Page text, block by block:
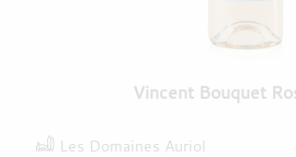
Vincent Bouquet
Les Domaines Auriol